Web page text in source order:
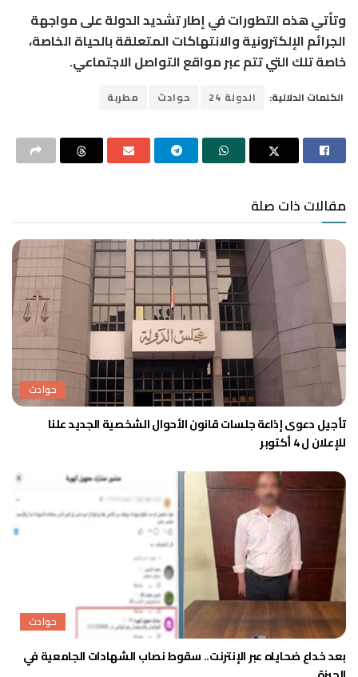
وتأتي هذه التطورات في إطار تشديد الدولة على مواجهة
الجرائم الإلكترونية والانتهاكات المتعلقة بالحياة الخاصة،
خاصة تلك التي تتم عبر مواقع التواصل الاجتماعي.
الكلمات الدلالية: الدولة 24 حوادث مطربة
مقالات ذات صلة
حوادث
تأجيل دعوى إذاعة جلسات قانون الأحوال الشخصية الجديد علنا
للإعلان ل 4 أكتوبر
حوادث
بعد خداع ضحاياه عبر الإنترنت.. سقوط نصاب الشهادات الجامعية في